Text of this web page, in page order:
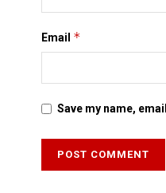
Email *
Save my name,